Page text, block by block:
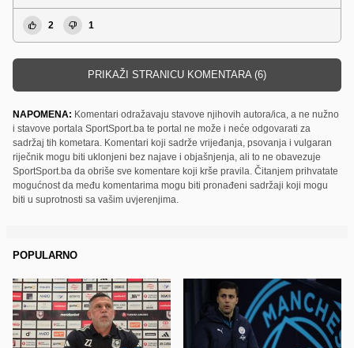
2 1
PRIKAŽI STRANICU KOMENTARA (6)
NAPOMENA: Komentari odražavaju stavove njihovih autora/ica, a ne nužno
i stavove portala SportSport.ba te portal ne može i neće odgovarati za
sadržaj tih kometara. Komentari koji sadrže vrijeđanja, psovanja i vulgaran
riječnik mogu biti uklonjeni bez najave i objašnjenja, ali to ne obavezuje
SportSport.ba da obriše sve komentare koji krše pravila. Čitanjem prihvatate
mogućnost da među komentarima mogu biti pronađeni sadržaji koji mogu
biti u suprotnosti sa vašim uvjerenjima.
POPULARNO